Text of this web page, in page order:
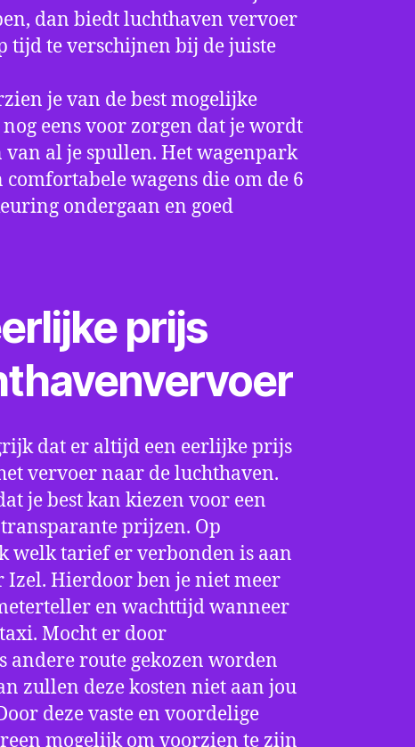
dan biedt luchthaven vervoer
tijd te verschijnen bij de juiste
je van de best mogelijke
eens voor zorgen dat je wordt
al je spullen. Het wagenpark
wagens die om de 6
ondergaan en goed
prijs
dat er altijd een eerlijke prijs
vervoer naar de luchthaven.
je best kan kiezen voor een
prijzen. Op
welk tarief er verbonden is aan
Hierdoor ben je niet meer
en wachttijd wanneer
Mocht er door
andere route gekozen worden
zullen deze kosten niet aan jou
deze vaste en voordelige
mogelijk om voorzien te zijn